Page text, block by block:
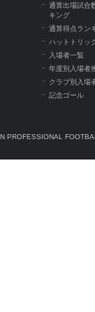
通算出場試合
キング
通算得点ラン
ハットトリッ
入場者一覧
年度別入場者
クラブ別入場
記念ゴール
PROFESSIONAL